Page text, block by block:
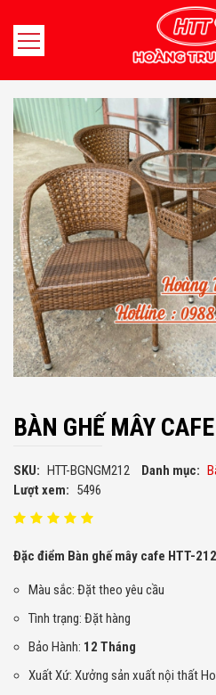
BÀN GHẾ MÂY
SKU: HTT-BGNGM212 Danh mục:
Lượt xem: 5496
Đặc điểm Bàn ghế mây cafe HTT-
Màu sắc: Đặt theo yêu cầu
Tình trạng: Đặt hàng
Bảo Hành: 12 Tháng
Xuất Xứ: Xưởng sản xuất nội thất